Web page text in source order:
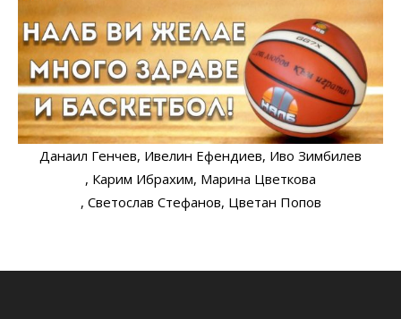
Данаил Генчев, Ивелин Ефендиев, Иво Зимбилев
, Карим Ибрахим, Марина Цветкова
, Светослав Стефанов, Цветан Попов